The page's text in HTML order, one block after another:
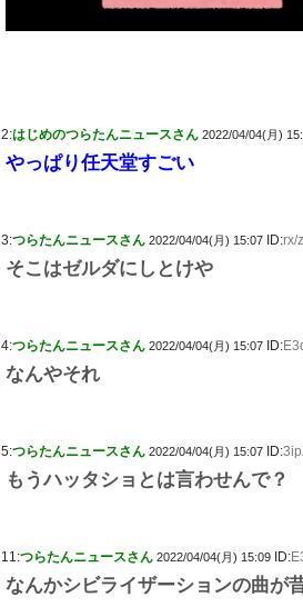
2:はじめのつらたんニュースさん 2022/04/04(月)
やっぱり任天堂すごい
3:つらたんニュースさん 2022/04/04(月) 15:07 ID:rx/
そこはゼルダにしとけや
4:つらたんニュースさん 2022/04/04(月) 15:07 ID:
なんやそれ
5:つらたんニュースさん 2022/04/04(月) 15:07 ID:
もうハッタショとは言わせんで？
11:つらたんニュースさん 2022/04/04(月) 15:09 ID:
なんかシビライザーションの曲が